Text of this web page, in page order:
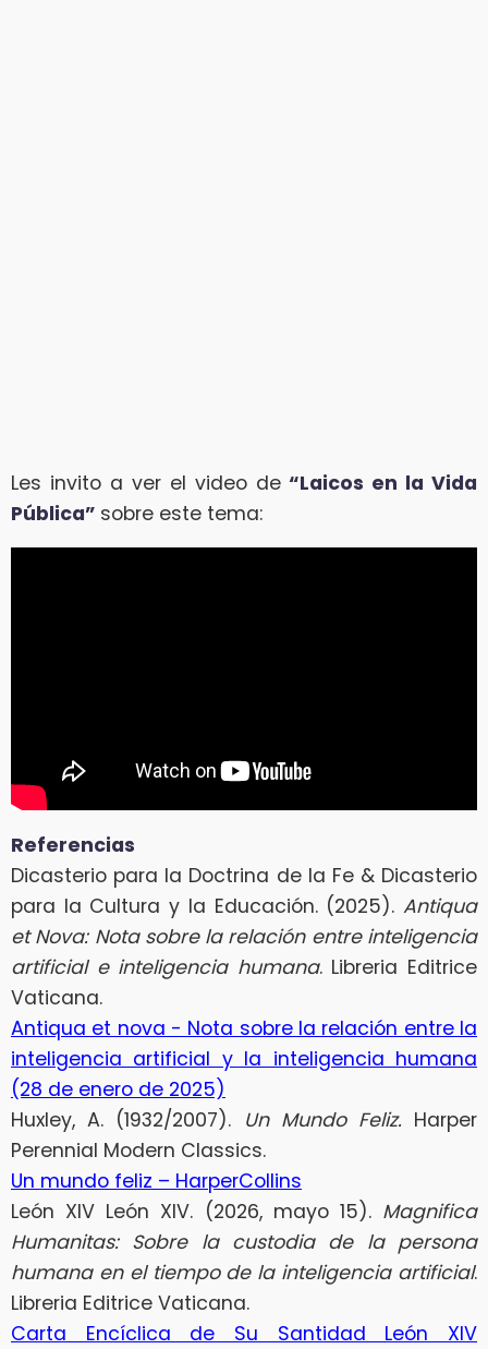
Les invito a ver el video de “Laicos en la Vida
Pública” sobre este tema:
Referencias
Dicasterio para la Doctrina de la Fe & Dicasterio
para la Cultura y la Educación. (2025). Antiqua
et Nova: Nota sobre la relación entre inteligencia
artificial e inteligencia humana. Libreria Editrice
Vaticana.
Antiqua et nova - Nota sobre la relación entre la
inteligencia artificial y la inteligencia humana
(28 de enero de 2025)
Huxley, A. (1932/2007). Un Mundo Feliz.Harper
Perennial Modern Classics.
Un mundo feliz – HarperCollins
León XIV León XIV. (2026, mayo 15). Magnifica
Humanitas: Sobre la custodia de la persona
humana en el tiempo de la inteligencia artificial.
Libreria Editrice Vaticana.
Carta Encíclica de Su Santidad León XIV